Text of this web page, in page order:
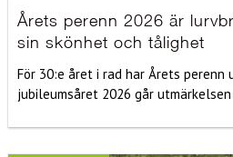
Årets perenn 2026 är
sin skönhet och tålighet
För 30:e året i rad har Årets perenn
jubileumsåret 2026 går